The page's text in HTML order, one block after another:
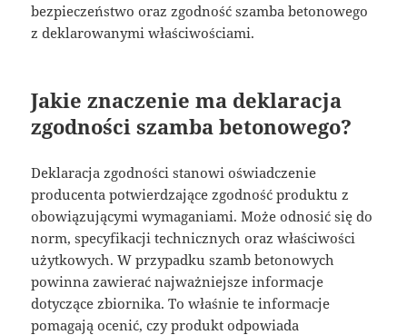
bezpieczeństwo oraz zgodność szamba betonowego
z deklarowanymi właściwościami.
Jakie znaczenie ma deklaracja
zgodności szamba betonowego?
Deklaracja zgodności stanowi oświadczenie
producenta potwierdzające zgodność produktu z
obowiązującymi wymaganiami. Może odnosić się do
norm, specyfikacji technicznych oraz właściwości
użytkowych. W przypadku szamb betonowych
powinna zawierać najważniejsze informacje
dotyczące zbiornika. To właśnie te informacje
pomagają ocenić, czy produkt odpowiada